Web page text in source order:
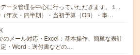
ータ管理を中心に行っていただきます。１．
年次・四半期）・当初予算（OB）・事…
のメール対応・Excel：基本操作、簡単な表計
・Word：送付書などの…